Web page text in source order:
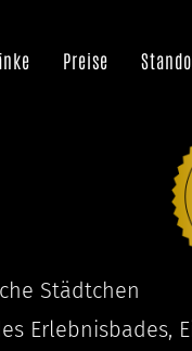
Preise
Städtchen
Erlebnisbades,